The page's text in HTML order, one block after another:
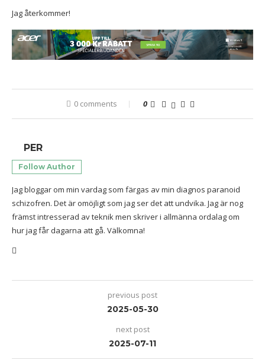
Jag återkommer!
0 comments 0
PER
Follow Author
Jag bloggar om min vardag som färgas av min diagnos paranoid
schizofren. Det är omöjligt som jag ser det att undvika. Jag är nog
främst intresserad av teknik men skriver i allmänna ordalag om
hur jag får dagarna att gå. Välkomna!
previous post
2025-05-30
next post
2025-07-11